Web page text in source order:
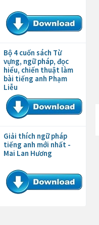
Bộ 4 cuốn sách Từ
vựng, ngữ pháp, đọc
hiểu, chiến thuật làm
bài tiếng anh Phạm
Liễu
Giải thích ngữ pháp
tiếng anh mới nhất -
Mai Lan Hương